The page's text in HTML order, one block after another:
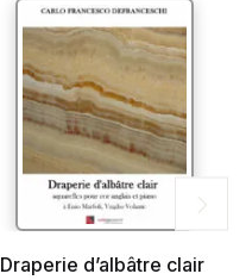
Draperie d’albâtre clair